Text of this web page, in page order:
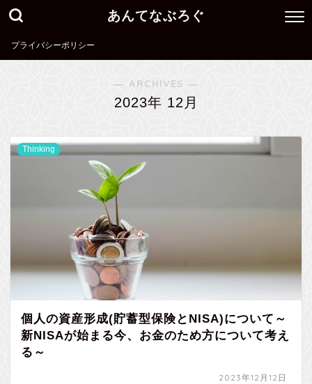
あんてなぶろぐ
プライバシーポリシー
― ARCHIVES ―
2023年 12月
Thinking
個人の資産形成(貯蓄型保険とNISA)について～
新NISAが始まる今、お金のため方について考え
る～
2023年12月12日